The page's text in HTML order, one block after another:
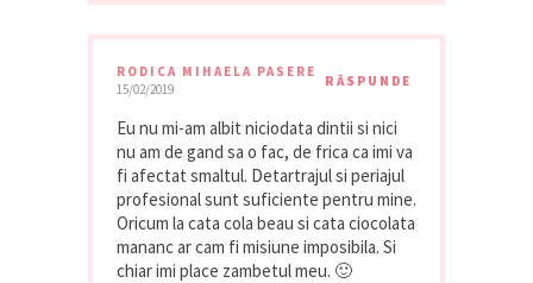
RODICA MIHAELA PASERE
15/02/2019
RĂSPUNDE
Eu nu mi-am albit niciodata dintii si nici
nu am de gand sa o fac, de frica ca imi va
fi afectat smaltul. Detartrajul si periajul
profesional sunt suficiente pentru mine.
Oricum la cata cola beau si cata ciocolata
mananc ar cam fi misiune imposibila. Si
chiar imi place zambetul meu. 🙂